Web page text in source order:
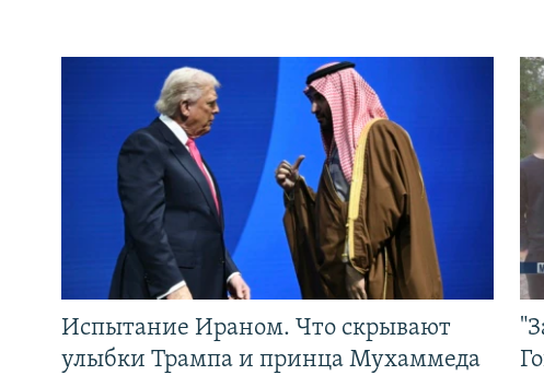
Испытание Ираном. Что скрывают
улыбки Трампа и принца Мухаммеда